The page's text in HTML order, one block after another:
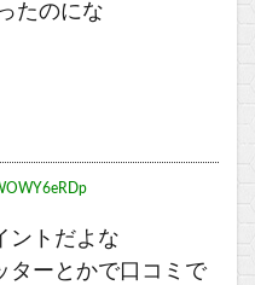
たのにな
ントだよな
ターとかで口コミで